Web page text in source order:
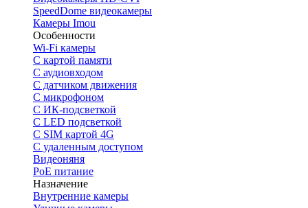
SpeedDome видеокамеры
Камеры Imou
Особенности
Wi-Fi камеры
С картой памяти
С аудиовходом
С датчиком движения
С микрофоном
С ИК-подсветкой
С LED подсветкой
C SIM картой 4G
C удаленным доступом
Видеоняня
PoE питание
Назначение
Внутренние камеры